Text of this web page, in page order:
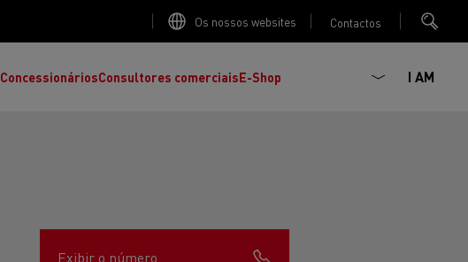
Os nossos websites Contactos
ConcessionáriosConsultores comerciaisE-Shop I AM
Exibir o número